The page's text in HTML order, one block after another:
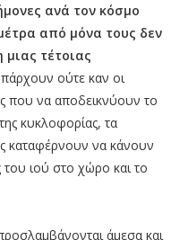
ανά τον κόσμο
από μόνα τους δεν
τέτοιας
ούτε καν οι
που να αποδεικνύουν το
κυκλοφορίας, τα
καταφέρνουν να κάνουν
του ιού στο χώρο και το
άμεσα και